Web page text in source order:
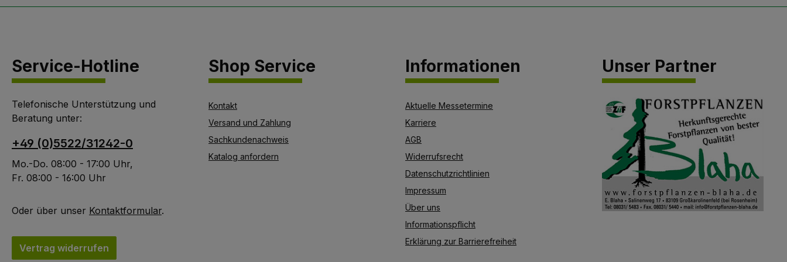
Fangergebnisse.
Nichtzielorganismen
stark reduziert. Um
Nützlingen zusätzlich
zu minimieren, kann
Nützlingsbarriere
verbaut werden. Um
die volle Wirksamkeit
notwendig den
bis zwei mal
wöchentlich zu
Service-Hotline
Telefonische Unterstützung und
Beratung unter:
+49 (0)5522/31242-0
Mo.-Do. 08:00 - 17:00 Uhr,
Fr. 08:00 - 16:00 Uhr
Oder über unser Kontaktformular.
Vertrag widerrufen
Shop Service
Kontakt
Versand und Zahlung
Sachkundenachweis
Katalog anfordern
Informationen
Aktuelle Messetermine
Karriere
AGB
Widerrufsrecht
Datenschutzrichtlinien
Impressum
Über uns
Informationspflicht
Erklärung zur Barrierefreiheit
Unser Partner